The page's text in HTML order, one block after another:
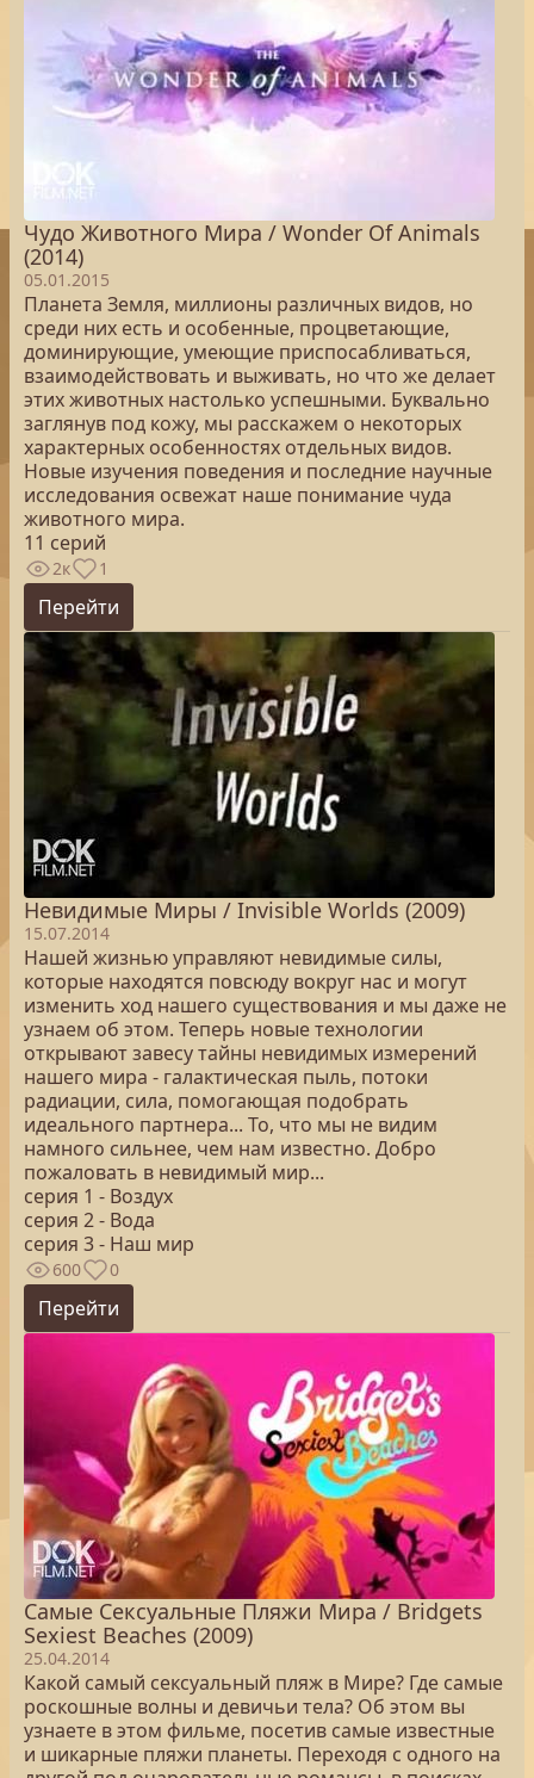
Чудо Животного Мира / Wonder Of Animals
(2014)
05.01.2015
Планета Земля, миллионы различных видов, но
среди них есть и особенные, процветающие,
доминирующие, умеющие приспосабливаться,
взаимодействовать и выживать, но что же делает
этих животных настолько успешными. Буквально
заглянув под кожу, мы расскажем о некоторых
характерных особенностях отдельных видов.
Новые изучения поведения и последние научные
исследования освежат наше понимание чуда
животного мира.
11 серий
2к 1
Перейти
Невидимые Миры / Invisible Worlds (2009)
15.07.2014
Нашей жизнью управляют невидимые силы,
которые находятся повсюду вокруг нас и могут
изменить ход нашего существования и мы даже не
узнаем об этом. Теперь новые технологии
открывают завесу тайны невидимых измерений
нашего мира - галактическая пыль, потоки
радиации, сила, помогающая подобрать
идеального партнера... То, что мы не видим
намного сильнее, чем нам известно. Добро
пожаловать в невидимый мир...
серия 1 - Воздух
серия 2 - Вода
серия 3 - Наш мир
600 0
Перейти
Самые Сексуальные Пляжи Мира / Bridgets
Sexiest Beaches (2009)
25.04.2014
Какой самый сексуальный пляж в Мире? Где самые
роскошные волны и девичьи тела? Об этом вы
узнаете в этом фильме, посетив самые известные
и шикарные пляжи планеты. Переходя с одного на